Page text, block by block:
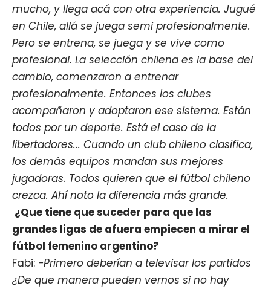
mucho, y llega acá con otra experiencia. Jugué
en Chile, allá se juega semi profesionalmente.
Pero se entrena, se juega y se vive como
profesional. La selección chilena es la base del
cambio, comenzaron a entrenar
profesionalmente. Entonces los clubes
acompañaron y adoptaron ese sistema. Están
todos por un deporte. Está el caso de la
libertadores... Cuando un club chileno clasifica,
los demás equipos mandan sus mejores
jugadoras. Todos quieren que el fútbol chileno
crezca. Ahí noto la diferencia más grande.
¿Que tiene que suceder para que las
grandes ligas de afuera empiecen a mirar el
fútbol femenino argentino?
Fabi: -Primero deberían a televisar los partidos
¿De que manera pueden vernos si no hay